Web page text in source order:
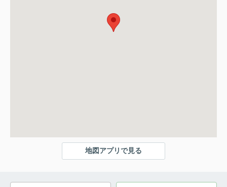
地図アプリで見る